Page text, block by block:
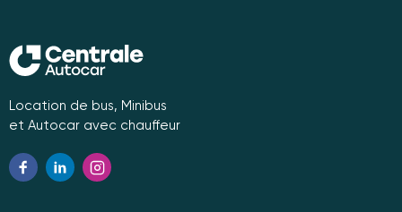
Location de bus, Minibus
et Autocar avec chauffeur